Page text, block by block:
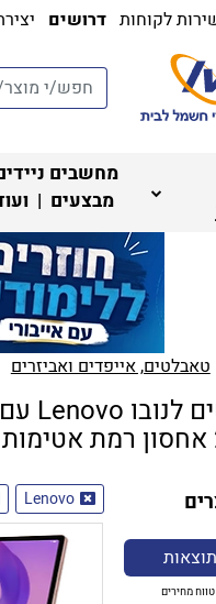
לקוחות דרושים
מחשבים
מבצעים |
טאבלטים, אייפדים ואביזרים
טאבלטים לנובו Lenovo עם
256GB אחסון רמת אטימות
מחירים
Lenovo